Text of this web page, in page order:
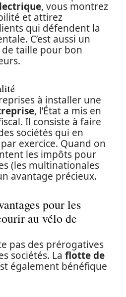
, vous montrez
et attirez
qui défendent la
C’est aussi un
taille pour bon
à installer une
, l’État a mis en
Il consiste à faire
sociétés qui en
exercice. Quand on
les impôts pour
(les multinationales
avantage précieux.
pour les
au vélo de
pas des prérogatives
sociétés. La flotte de
également bénéfique